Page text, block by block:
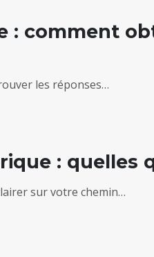
: comment
les réponses…
: quelles
sur votre chemin…